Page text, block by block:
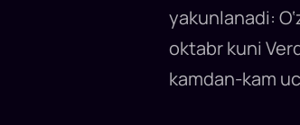
yakunlanadi:
oktabr kuni
kamdan-kam